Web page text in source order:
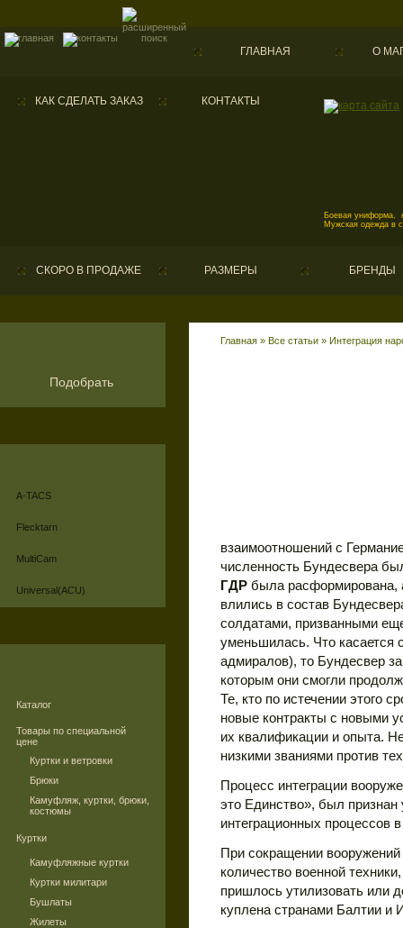
ГЛАВНАЯ О
КАК СДЕЛАТЬ ЗАКАЗ КОНТАКТЫ
Боевая униформа,
Мужская одежда в
СКОРО В ПРОДАЖЕ РАЗМЕРЫ БРЕНДЫ
Подобрать
A-TACS
Flecktarn
MultiCam
Universal(ACU)
Каталог
Товары по специальной
цене
Куртки и ветровки
Брюки
Камуфляж, куртки, брюки,
костюмы
Куртки
Камуфляжные куртки
Куртки милитари
Бушлаты
Жилеты
Главная » Все статьи » Интеграция
взаимоотношений с
численность Бундесвера
ГДР была расформирована,
влились в состав
солдатами, призванными
уменьшилась. Что касается
адмиралов), то Бундесвер
которым они смогли
Те, кто по истечении этого
новые контракты с новыми
их квалификации и опыта.
низкими званиями против
Процесс интеграции
это Единство», был
интеграционных процессов
При сокращении
количество военной
пришлось утилизовать или
куплена странами Балтии и